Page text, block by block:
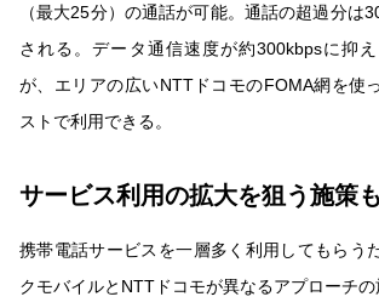
（最大25分）の通話が可能。通話の超過分は
される。データ通信速度が約300kbpsに抑
が、エリアの広いNTTドコモのFOMA網を使
ストで利用できる。
サービス利用の拡大を狙う施策も
携帯電話サービスを一層多く利用してもらう
クモバイルとNTTドコモが異なるアプローチの